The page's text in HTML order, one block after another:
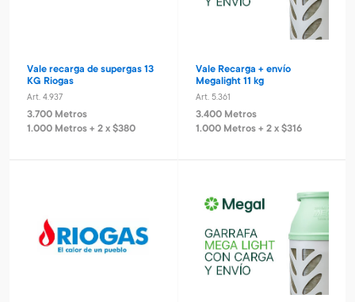
Vale recarga de supergas 13
KG Riogas
Art. 4.937
3.700 Metros
1.000 Metros + 2 x $380
Vale Recarga + envío
Megalight 11 kg
Art. 5.361
3.400 Metros
1.000 Metros + 2 x $316